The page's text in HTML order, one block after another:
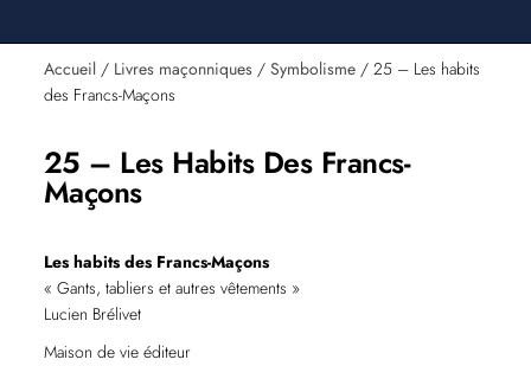
Accueil/ Livres maçonniques/ Symbolisme/ 25 – Les habits
des Francs-Maçons
25 – Les Habits Des Francs-
Maçons
Les habits des Francs-Maçons
« Gants, tabliers et autres vêtements »
Lucien Brélivet
Maison de vie éditeur